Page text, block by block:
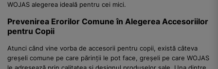
WOJAS alegerea ideală pentru cei mici.
Prevenirea Erorilor Comune în Alegerea Accesoriilor
pentru Copii
Atunci când vine vorba de accesorii pentru copii, există câteva
greșeli comune pe care părinții le pot face, greșeli pe care WOJAS